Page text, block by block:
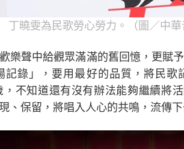
丁曉雯為民歌勞心勞力。（圖／中華
樂聲中給觀眾滿滿的舊回憶，更賦
記錄」，要用最好的品質，將民
不知道還有沒有辦法能夠繼續將
、保留，將唱入人心的共鳴，流傳下